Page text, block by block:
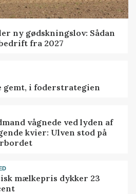
ny gødskningslov: Sådan
fra 2027
gemt, i foderstrategien
vågnede ved lyden af
kvier: Ulven stod på
mælkepris dykker 23